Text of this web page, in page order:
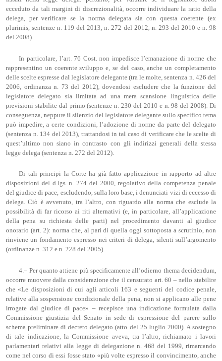
ecceduto da tali margini di discrezionalità, occorre individuare la ratio della
delega, per verificare se la norma delegata sia con questa coerente (ex
plurimis, sentenze n. 119 del 2013, n. 272 del 2012, n. 293 del 2010 e n. 98
del 2008).
In particolare, l’art. 76 Cost. non impedisce l’emanazione di norme che
rappresentino un coerente sviluppo e, se del caso, anche un completamento
delle scelte espresse dal legislatore delegante (tra le molte, sentenza n. 426 del
2006, ordinanza n. 73 del 2012), dovendosi escludere che la funzione del
legislatore delegato sia limitata ad una mera scansione linguistica delle
previsioni stabilite dal primo (sentenze n. 230 del 2010 e n. 98 del 2008). Di
conseguenza, neppure il silenzio del legislatore delegante sullo specifico tema
può impedire, a certe condizioni, l’adozione di norme da parte del delegato
(sentenza n. 134 del 2013), trattandosi in tal caso di verificare che le scelte di
quest’ultimo non siano in contrasto con gli indirizzi generali della stessa
legge delega (sentenza n. 272 del 2012).
Di tali principi la Corte ha già fatto applicazione in rapporto ad altre
disposizioni del d.lgs. n. 274 del 2000, regolativo della competenza penale
del giudice di pace, escludendo, sulla loro base, i denunciati vizi di eccesso di
delega. Ciò è avvenuto, tra l’altro, con riguardo alla norma che esclude la
possibilità di far ricorso ai riti alternativi (e, in particolare, all’applicazione
della pena su richiesta delle parti) nel procedimento davanti al giudice
onorario (art. 2): norma che, al pari di quella oggi sottoposta a scrutinio, non
rinviene un fondamento espresso nei criteri di delega, silenti sull’argomento
(ordinanze n. 312 e n. 228 del 2005).
4.– Per quanto attiene più specificamente all’odierno thema decidendum,
occorre muovere dalla considerazione che il censurato art. 60 – nello stabilire
che «Le disposizioni di cui agli articoli 163 e seguenti del codice penale,
relative alla sospensione condizionale della pena, non si applicano alle pene
irrogate dal giudice di pace» – recepisce una indicazione formulata dalla
Commissione giustizia del Senato in sede di espressione del parere sullo
schema preliminare di decreto delegato (atto del 25 luglio 2000). A sostegno
di tale indicazione, la Commissione aveva, tra l’altro, richiamato i lavori
parlamentari relativi alla legge di delegazione n. 468 del 1999, rimarcando
come nel corso di essi fosse stato «più volte espresso il convincimento, anche